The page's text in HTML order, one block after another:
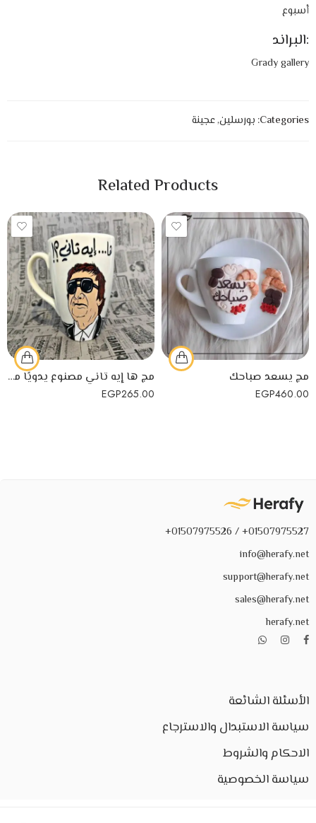
أسبوع
:البراند
Grady gallery
Categories: بورسلين,عجينة
Related Products
مج يسعد صباحك
EGP460.00
مج ها إيه تاني مصنوع يدويًا من البورسلين
EGP265.00
01507975527+ / 01507975526+
info@herafy.net
support@herafy.net
sales@herafy.net
herafy.net
الأسئلة الشائعة
سياسة الاستبدال والاسترجاع
الاحكام والشروط
سياسة الخصوصية